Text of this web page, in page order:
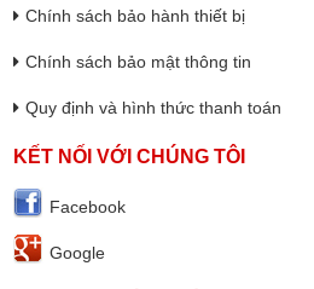
Chính sách bảo hành thiết bị
Chính sách bảo mật thông tin
Quy định và hình thức thanh toán
KẾT NỐI VỚI CHÚNG TÔI
Facebook
Google